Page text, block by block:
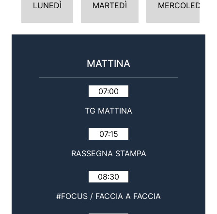
LUNEDÌ MARTEDÌ MERCOLEDÌ
MATTINA
07:00
TG MATTINA
07:15
RASSEGNA STAMPA
08:30
#FOCUS / FACCIA A FACCIA